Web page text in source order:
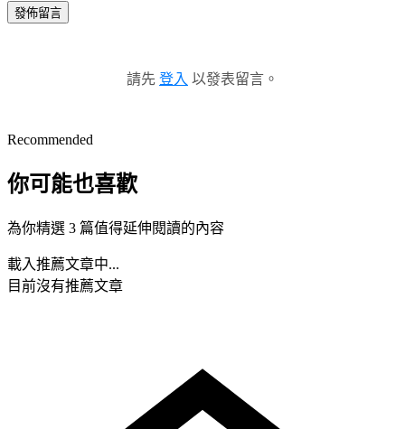
發佈留言
請先 登入 以發表留言。
Recommended
你可能也喜歡
為你精選 3 篇值得延伸閱讀的內容
載入推薦文章中...
目前沒有推薦文章